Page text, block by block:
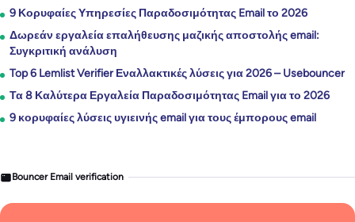
9 Κορυφαίες Υπηρεσίες Παραδοσιμότητας Email το 2026
Δωρεάν εργαλεία επαλήθευσης μαζικής αποστολής email:
Συγκριτική ανάλυση
Top 6 Lemlist Verifier Εναλλακτικές λύσεις για 2026 – Usebouncer
Τα 8 Καλύτερα Εργαλεία Παραδοσιμότητας Email για το 2026
9 κορυφαίες λύσεις υγιεινής email για τους έμπορους email
Bouncer Email verification